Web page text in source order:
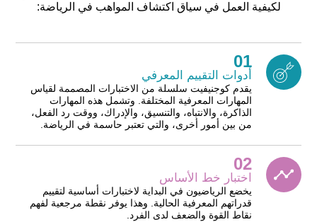
لكيفية العمل في سياق اكتشاف المواهب في الرياضة:
01
أدوات التقييم المعرفي
يقدم كوجنيفيت سلسلة من الاختبارات المصممة لقياس
المهارات المعرفية المختلفة. وتشمل هذه المهارات
الذاكرة، والانتباه، والتنسيق، والإدراك، ووقت رد الفعل،
من بين أمور أخرى، والتي تعتبر حاسمة في الرياضة.
02
اختبار خط الأساس
يخضع الرياضيون في البداية لاختبارات أساسية لتقييم
قدراتهم المعرفية الحالية. وهذا يوفر نقطة مرجعية لفهم
نقاط القوة والضعف لدى الفرد.